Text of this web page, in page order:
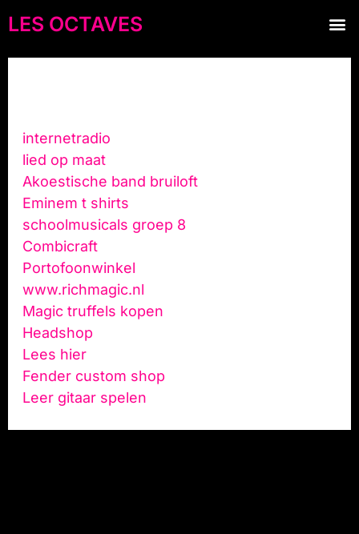
toLES OCTAVES
internetradio
lied op maat
Akoestische band bruiloft
Eminem t shirts
schoolmusicals groep 8
Combicraft
Portofoonwinkel
www.richmagic.nl
Magic truffels kopen
Headshop
Lees hier
Fender custom shop
Leer gitaar spelen